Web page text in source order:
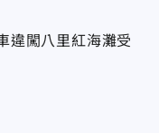
違闖八里紅海灘受